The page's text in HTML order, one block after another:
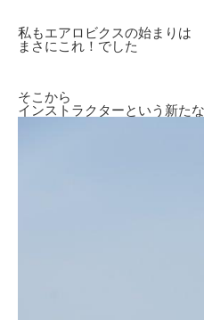
私もエアロビクスの始まりは
まさにこれ！でした
そこから
インストラクターという新た